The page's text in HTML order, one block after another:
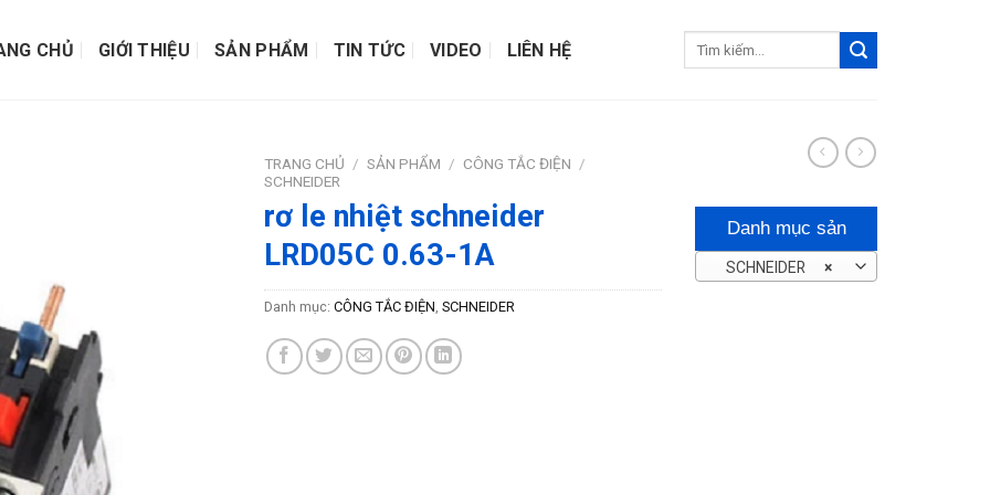
CHỦ GIỚI THIỆU SẢN PHẨM TIN TỨC VIDEO LIÊN HỆ
TRANG CHỦ / SẢN PHẨM / CÔNG TẮC ĐIỆN /
SCHNEIDER
rơ le nhiệt schneider
LRD05C 0.63-1A
Danh mục: CÔNG TẮC ĐIỆN, SCHNEIDER
Danh mục sản
phẩm ×
SCHNEIDER